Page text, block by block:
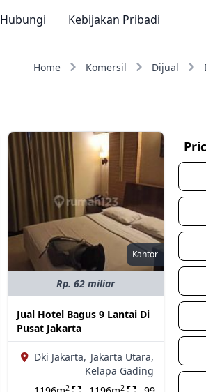
Hubungi Kebijakan Pribadi
Home Komersil Dijual
Kantor
Rp. 62 miliar
Jual Hotel Bagus 9 Lantai Di
Pusat Jakarta
Dki Jakarta, Jakarta Utara,
Kelapa Gading
2 2